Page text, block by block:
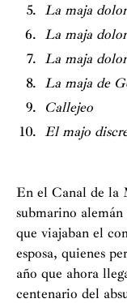
La maja
La maja
La maja
La maja de
Callejeo
El majo
En el Canal de la
submarino
que viajaban el
esposa, quienes
año que ahora
centenario del